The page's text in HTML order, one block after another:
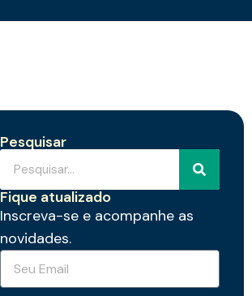
Pesquisar
Fique atualizado
Inscreva-se e acompanhe as
novidades.